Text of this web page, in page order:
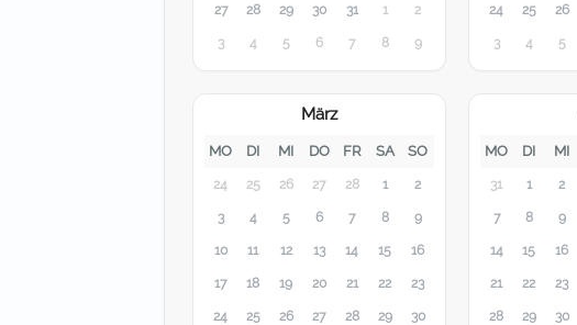
27 28 29 30 31 1 2
3 4 5 6 7 8 9
24 25 26
3 4 5
März
MO DI MI DO FR SA SO
24 25 26 27 28 1 2
3 4 5 6 7 8 9
10 11 12 13 14 15 16
17 18 19 20 21 22 23
24 25 26 27 28 29 30
MO DI MI
31 1 2
7 8 9
14 15 16
21 22 23
28 29 30